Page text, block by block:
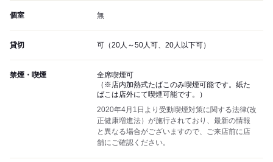
個室 無
貸切 可（20人～50人可、20人以下可）
禁煙・喫煙
全席喫煙可
（※店内加熱式たばこのみ喫煙可能です。紙た
ばこは店外にて喫煙可能です。）
2020年4月1日より受動喫煙対策に関する法律(改
正健康増進法）が施行されており、最新の情報
と異なる場合がございますので、ご来店前に店
舗にご確認ください。